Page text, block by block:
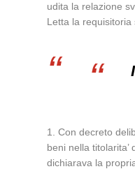
udita la relazione
Letta la requisitoria
1. Con decreto
beni nella
dichiarava la